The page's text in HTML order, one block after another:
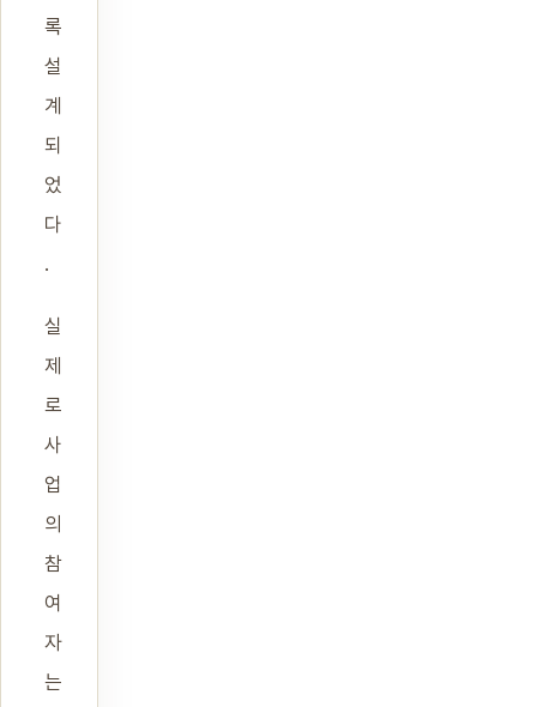
록
설
계
되
었
다
.
실
제
로
사
업
의
참
여
자
는